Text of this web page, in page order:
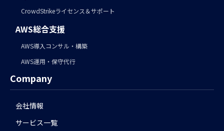
CrowdStrikeライセンス＆サポート
AWS総合支援
AWS導入コンサル・構築
AWS運用・保守代行
Company
会社情報
サービス一覧